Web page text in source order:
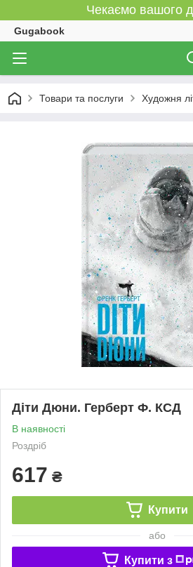
Чекаємо вашого
Gugabook
Товари та послуги Художня
Діти Дюни. Герберт Ф. КСД
В наявності
Роздріб
617 ₴
Купити
або
Купити з